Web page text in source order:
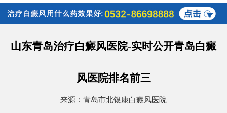
山东青岛治疗白癜风医院-实时公开青岛白癜
风医院排名前三
来源： 青岛市北银康白癜风医院